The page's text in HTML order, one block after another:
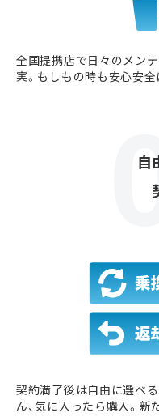
全国提携店で日々のメン
実。もしもの時も安心安全
自
契約満了後は自由に選べ
ん、気に入ったら購入。新